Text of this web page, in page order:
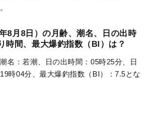
8月8日）の月齢、潮名、日の出時
時間、最大爆釣指数（BI）は？
名：若潮、日の出時間：05時25分、日
時04分、最大爆釣指数（BI）：7.5とな